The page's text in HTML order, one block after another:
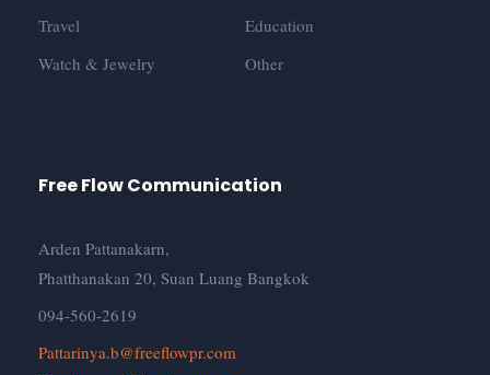
Travel
Education
Watch & Jewelry
Other
Free Flow Communication
Arden Pattanakarn,
Phatthanakan 20, Suan Luang Bangkok
094-560-2619
Pattarinya.b@freeflowpr.com